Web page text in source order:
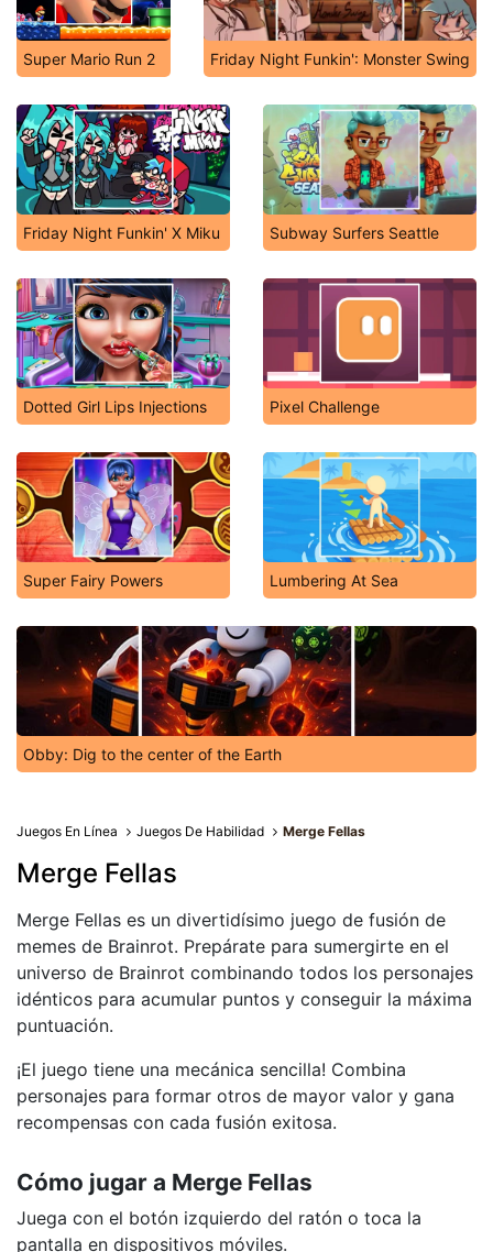
Super Mario Run 2 Friday Night Funkin': Monster Swing
Friday Night Funkin' X Miku Subway Surfers Seattle
Dotted Girl Lips Injections Pixel Challenge
Super Fairy Powers Lumbering At Sea
Obby: Dig to the center of the Earth
Juegos En Línea Juegos De Habilidad Merge Fellas
Merge Fellas
Merge Fellas es un divertidísimo juego de fusión de
memes de Brainrot. Prepárate para sumergirte en el
universo de Brainrot combinando todos los personajes
idénticos para acumular puntos y conseguir la máxima
puntuación.
¡El juego tiene una mecánica sencilla! Combina
personajes para formar otros de mayor valor y gana
recompensas con cada fusión exitosa.
Cómo jugar a Merge Fellas
Juega con el botón izquierdo del ratón o toca la
pantalla en dispositivos móviles.